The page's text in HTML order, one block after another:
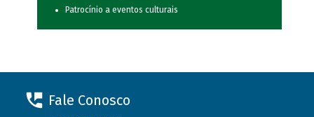
Patrocínio a eventos culturais
Fale Conosco